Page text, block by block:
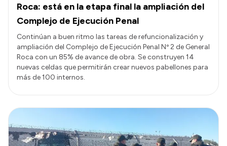
Convocatorias
Intranet
Login
Roca: está en la etapa final la ampliación del
Complejo de Ejecución Penal
Continúan a buen ritmo las tareas de refuncionalización y
ampliación del Complejo de Ejecución Penal Nº 2 de General
Roca con un 85% de avance de obra. Se construyen 14
nuevas celdas que permitirán crear nuevos pabellones para
más de 100 internos.